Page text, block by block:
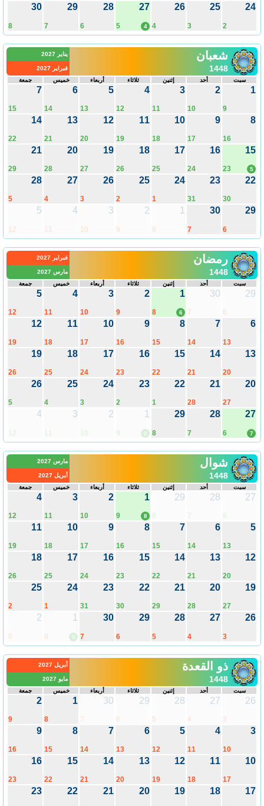
24
2
25
3
26
4
27
5 4
28
6
29
7
30
8
شعبان
1448
يناير 2027
فبراير 2027
سبت
أحد إثنين ثلاثاء أربعاء خميس جمعة
1
9
2
10
3
11
4
12
5
13
6
14
7
15
8
16
9
17
10
18
11
19
12
20
13
21
14
22
15
23 5
16
24
17
25
18
26
19
27
20
28
21
29
22
30
23
31
24
1
25
2
26
3
27
4
28
5
29
6
30
7
1
8
2
9
3
10
4
11
5
12
رمضان
1448
فبراير 2027
مارس 2027
سبت
أحد إثنين ثلاثاء أربعاء خميس جمعة
29
6
30
7
1
8 6
2
9
3
10
4
11
5
12
6
13
7
14
8
15
9
16
10
17
11
18
12
19
13
20
14
21
15
22
16
23
17
24
18
25
19
26
20
27
21
28
22
1
23
2
24
3
25
4
26
5
27
6 7
28
7
29
8
1
9 6
2
10
3
11
4
12
شوال
1448
مارس 2027
أبريل 2027
سبت
أحد إثنين ثلاثاء أربعاء خميس جمعة
27
6
28
7
29
8
1
9 8
2
10
3
11
4
12
5
13
6
14
7
15
8
16
9
17
10
18
11
19
12
20
13
21
14
22
15
23
16
24
17
25
18
26
19
27
20
28
21
29
22
30
23
31
24
1
25
2
26
3
27
4
28
5
29
6
30
7
1
8 8
2
9
ذو القعدة
1448
أبريل 2027
مايو 2027
سبت
أحد إثنين ثلاثاء أربعاء خميس جمعة
26
3
27
4
28
5
29
6
30
7
1
8
2
9
3
10
4
11
5
12
6
13
7
14
8
15
9
16
10
17
11
18
12
19
13
20
14
21
15
22
16
23
17
18
19
20
21
22
23